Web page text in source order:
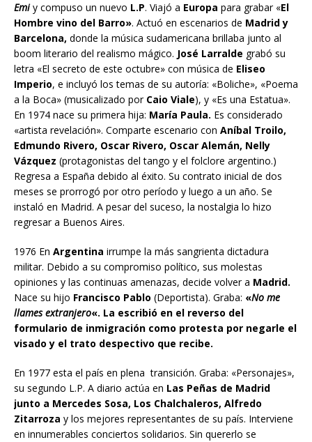
Emiy compuso un nuevo L.P. Viajó a Europa para grabar «El
Hombre vino del Barro». Actuó en escenarios de Madrid y
Barcelona, donde la música sudamericana brillaba junto al
boom literario del realismo mágico. José Larralde grabó su
letra «El secreto de este octubre» con música de Eliseo
Imperio, e incluyó los temas de su autoría: «Boliche», «Poema
a la Boca» (musicalizado por Caio Viale), y «Es una Estatua».
En 1974 nace su primera hija: María Paula. Es considerado
«artista revelación». Comparte escenario con Aníbal Troilo,
Edmundo Rivero, Oscar Rivero, Oscar Alemán, Nelly
Vázquez (protagonistas del tango y el folclore argentino.)
Regresa a España debido al éxito. Su contrato inicial de dos
meses se prorrogó por otro período y luego a un año. Se
instaló en Madrid. A pesar del suceso, la nostalgia lo hizo
regresar a Buenos Aires.
1976 En Argentina irrumpe la más sangrienta dictadura
militar. Debido a su compromiso político, sus molestas
opiniones y las continuas amenazas, decide volver a Madrid.
Nace su hijo Francisco Pablo (Deportista). Graba: «No me
llames extranjero«. La escribió en el reverso del
formulario de inmigración como protesta por negarle el
visado y el trato despectivo que recibe.
En 1977 esta el país en plena transición. Graba: «Personajes»,
su segundo L.P. A diario actúa en Las Peñas de Madrid
junto a Mercedes Sosa, Los Chalchaleros, Alfredo
Zitarroza y los mejores representantes de su país. Interviene
en innumerables conciertos solidarios. Sin quererlo se